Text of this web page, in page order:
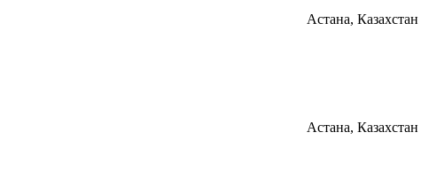
Астана, Казахстан
Астана, Казахстан